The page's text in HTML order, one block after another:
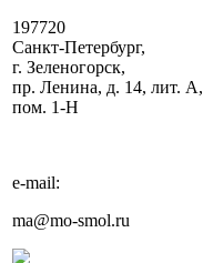
197720
Санкт-Петербург,
г. Зеленогорск,
пр. Ленина, д. 14, лит. А,
пом. 1-Н
e-mail:
ma@mo-smol.ru